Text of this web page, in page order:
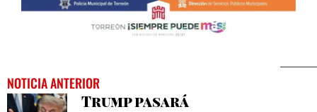
NOTICIA ANTERIOR
Trump pasará